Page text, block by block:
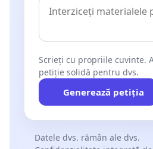
Scrieți cu propriile cuvinte.
petiție solidă pentru dvs.
Generează petiția
Datele dvs. rămân ale dvs.